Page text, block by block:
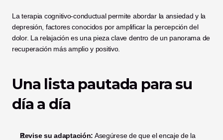
La terapia cognitivo-conductual permite abordar la ansiedad y la
depresión, factores conocidos por amplificar la percepción del
dolor. La relajación es una pieza clave dentro de un panorama de
recuperación más amplio y positivo.
Una lista pautada para su
día a día
Revise su adaptación: Asegúrese de que el encaje de la